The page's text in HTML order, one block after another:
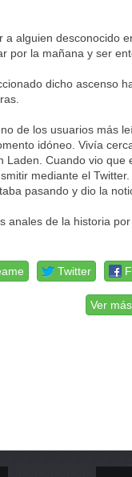
a alguien desconocido
por la mañana y ser
dicho ascenso
de los usuarios más
idóneo. Vivía
Laden. Cuando vio que
mediante el Twitter.
pasando y dio la
anales de la historia
Twitter
Ver